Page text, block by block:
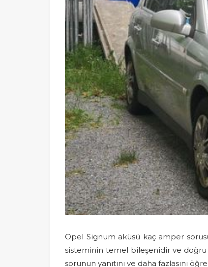
Opel Signum aküsü kaç amper
sisteminin temel bileşenidir ve doğru
sorunun yanıtını ve daha fazlasını